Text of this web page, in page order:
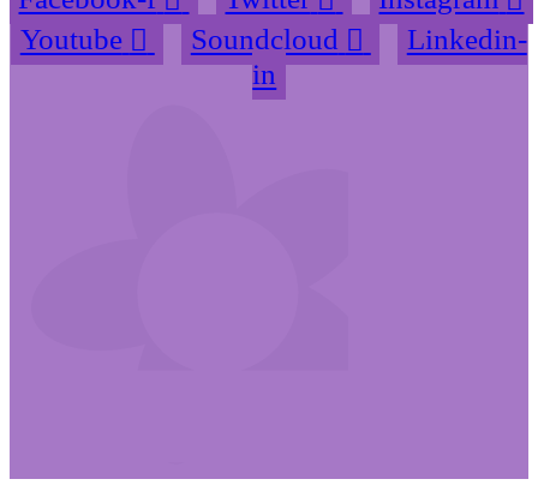
Youtube
Soundcloud
Linkedin-
in